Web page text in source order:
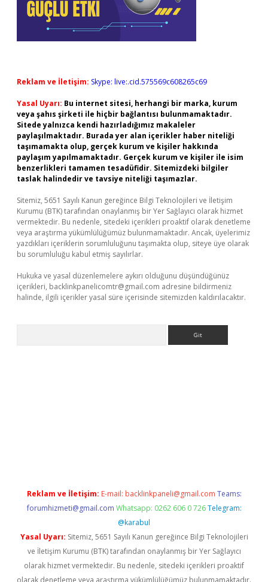
Reklam ve İletişim: Skype: live:.cid.575569c608265c69
Yasal Uyarı: Bu internet sitesi, herhangi bir marka, kurum
veya şahıs şirketi ile hiçbir bağlantısı bulunmamaktadır.
Sitede yalnızca kendi hazırladığımız makaleler
paylaşılmaktadır. Burada yer alan içerikler haber niteliği
taşımamakta olup, gerçek kurum ve kişiler hakkında
paylaşım yapılmamaktadır. Gerçek kurum ve kişiler ile isim
benzerlikleri tamamen tesadüfidir. Sitemizdeki bilgiler
taslak halindedir ve tavsiye niteliği taşımazlar.
Sitemiz, 5651 Sayılı Kanun gereğince Bilgi Teknolojileri ve İletişim
Kurumu (BTK) tarafından onaylanmış bir Yer Sağlayıcı olarak hizmet
vermektedir. Bu nedenle, sitedeki içerikleri proaktif olarak denetleme
veya araştırma yükümlülüğümüz bulunmamaktadır. Ancak, üyelerimiz
yazdıkları içeriklerin sorumluluğunu taşımakta olup, siteye üye olarak
bu sorumluluğu kabul etmiş sayılırlar.
Hukuka ve yasal düzenlemelere aykırı olduğunu düşündüğünüz
içerikleri, backlinkpanelicomtr@gmail.com adresine bildirmeniz
halinde, ilgili içerikler yasal süre içerisinde sitemizden kaldırılacaktır.
Reklam ve İletişim: E-mail: backlinkpaneli@gmail.com Teams:
forumhizmeti@gmail.com Whatsapp: 0262 606 0 726 Telegram:
@karabul
Yasal Uyarı: Sitemiz, 5651 Sayılı Kanun gereğince Bilgi Teknolojileri
ve İletişim Kurumu (BTK) tarafından onaylanmış bir Yer Sağlayıcı
olarak hizmet vermektedir. Bu nedenle, sitedeki içerikleri proaktif
olarak denetleme veya araştırma yükümlülüğümüz bulunmamaktadır.